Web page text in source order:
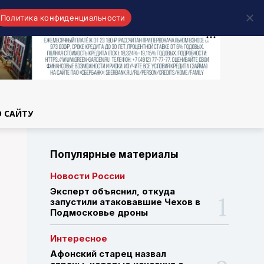
САЙТУ
Популярные материалы
Новости России
Эксперт объяснил, откуда
запустили атаковавшие Чехов в
Подмосковье дроны
Интересное
Афонский старец назвал
Политика конфиденциальности